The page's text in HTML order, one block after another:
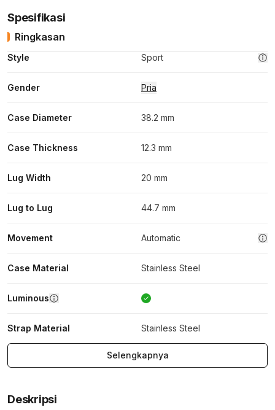
Spesifikasi
Ringkasan
Style Sport
Gender Pria
Case Diameter 38.2 mm
Case Thickness 12.3 mm
Lug Width 20 mm
Lug to Lug 44.7 mm
Movement Automatic
Case Material Stainless Steel
Luminous
Strap Material Stainless Steel
Selengkapnya
Deskripsi